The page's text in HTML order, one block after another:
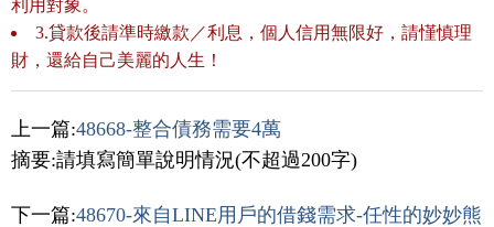
利用對象。
3.貸款後請準時繳款／利息，個人信用無限好，請慬慎理
財，還給自己美麗的人生！
上一篇:48668-整合債務需要4萬
摘要:請填寫簡單說明情況(不超過200字)
下一篇:48670-來自LINE用戶的借錢需求-任性的妙妙熊